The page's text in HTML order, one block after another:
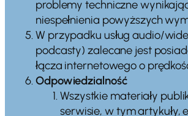
problemy techniczne
niespełnienia powyższych
W przypadku usług audio/
podcasty) zalecane jest
łącza internetowego o
Odpowiedzialność
Wszystkie materiały
serwisie, w tym artykuły,